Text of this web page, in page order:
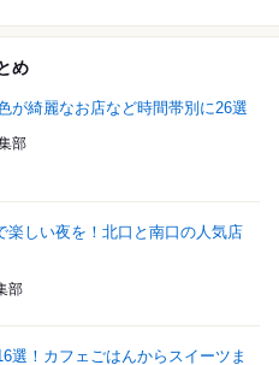
め
が綺麗なお店など時間帯別に26選
部
楽しい夜を！北口と南口の人気店
部
選！カフェごはんからスイーツま